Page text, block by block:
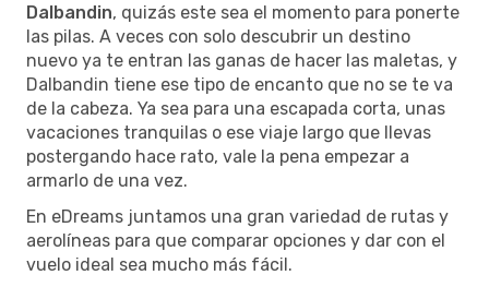
Dalbandin, quizás este sea el momento para ponerte
las pilas. A veces con solo descubrir un destino
nuevo ya te entran las ganas de hacer las maletas, y
Dalbandin tiene ese tipo de encanto que no se te va
de la cabeza. Ya sea para una escapada corta, unas
vacaciones tranquilas o ese viaje largo que llevas
postergando hace rato, vale la pena empezar a
armarlo de una vez.
En eDreams juntamos una gran variedad de rutas y
aerolíneas para que comparar opciones y dar con el
vuelo ideal sea mucho más fácil.